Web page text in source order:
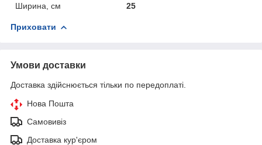
Ширина, см
25
Приховати
Умови доставки
Доставка здійснюється тільки по передоплаті.
Нова Пошта
Самовивіз
Доставка кур'єром